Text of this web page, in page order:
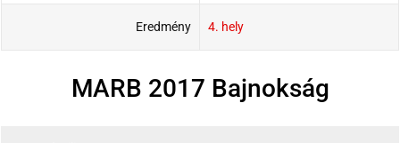
Eredmény 4. hely
MARB 2017 Bajnokság